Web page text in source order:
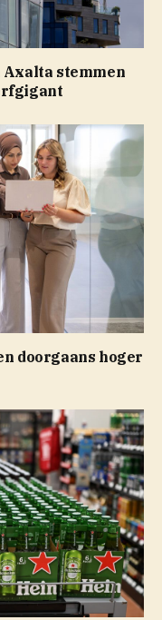
Axalta stemmen
doorgaans hoger